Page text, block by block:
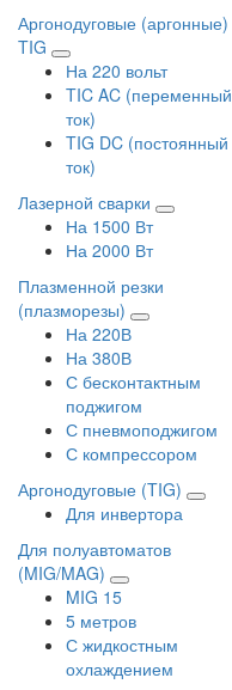
Аргонодуговые (аргонные)
TIG
На 220 вольт
TIC AC (переменный
ток)
TIG DC (постоянный
ток)
Лазерной сварки
На 1500 Вт
На 2000 Вт
Плазменной резки
(плазморезы)
На 220В
На 380В
С бесконтактным
поджигом
С пневмоподжигом
С компрессором
Аргонодуговые (TIG)
Для инвертора
Для полуавтоматов
(MIG/MAG)
MIG 15
5 метров
С жидкостным
охлаждением